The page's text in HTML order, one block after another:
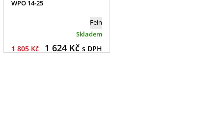
WPO 14-25
Fein
Skladem
1 805 Kč 1 624Kč s DPH